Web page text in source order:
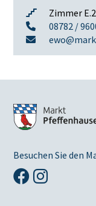
Zimmer
08782 /
Besuchen Sie den